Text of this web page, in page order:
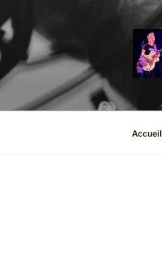
au
contenu
principal
Accueil